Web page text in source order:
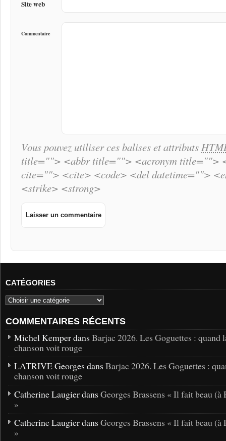
Site web
Commentaire
Vous pouvez utiliser ces balises et attributs
title=""> <abbr title=""> <acronym title="">
cite=""> <cite> <code> <del datetime="">
<strike> <strong>
CATÉGORIES
COMMENTAIRES RÉCENTS
Michel Kemper dans Barjac 2026. Les Goguettes : quand
chanson voit rouge
LATRIVE Georges dans Barjac 2026. Les Goguettes :
chanson voit rouge
Catherine Laugier dans Georges Brassens « Il fait beau (à
»
Catherine Laugier dans Georges Brassens « Il fait beau (à
»